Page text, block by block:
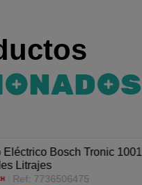
Eléctrico Bosch Tronic 1001
Litrajes
Ref: 7736506475